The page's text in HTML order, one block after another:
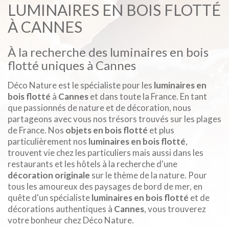
LUMINAIRES EN BOIS FLOTTÉ
À CANNES
À la recherche des luminaires en bois
flotté uniques à Cannes
Déco Nature est le spécialiste pour les luminaires en
bois flotté à Canneset dans toute la France. En tant
que passionnés de nature et de décoration, nous
partageons avec vous nos trésors trouvés sur les plages
de France. Nos objets en bois flotté et plus
particulièrement nos luminaires en bois flotté,
trouvent vie chez les particuliers mais aussi dans les
restaurants et les hôtels à la recherche d'une
décoration originale sur le thème de la nature. Pour
tous les amoureux des paysages de bord de mer, en
quête d'un spécialisteluminaires en bois flotté et de
décorations authentiques à Cannes, vous trouverez
votre bonheur chez Déco Nature.